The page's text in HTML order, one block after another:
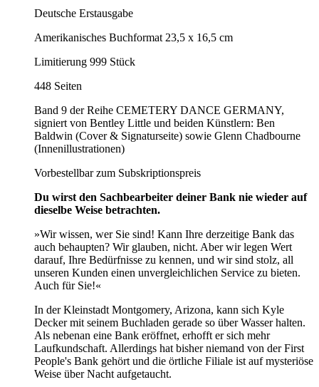
Deutsche Erstausgabe
Amerikanisches Buchformat 23,5 x 16,5 cm
Limitierung 999 Stück
448 Seiten
Band 9 der Reihe CEMETERY DANCE GERMANY,
signiert von Bentley Little und beiden Künstlern: Ben
Baldwin (Cover & Signaturseite) sowie Glenn Chadbourne
(Innenillustrationen)
Vorbestellbar zum Subskriptionspreis
Du wirst den Sachbearbeiter deiner Bank nie wieder auf
dieselbe Weise betrachten.
»Wir wissen, wer Sie sind! Kann Ihre derzeitige Bank das
auch behaupten? Wir glauben, nicht. Aber wir legen Wert
darauf, Ihre Bedürfnisse zu kennen, und wir sind stolz, all
unseren Kunden einen unvergleichlichen Service zu bieten.
Auch für Sie!«
In der Kleinstadt Montgomery, Arizona, kann sich Kyle
Decker mit seinem Buchladen gerade so über Wasser halten.
Als nebenan eine Bank eröffnet, erhofft er sich mehr
Laufkundschaft. Allerdings hat bisher niemand von der First
People's Bank gehört und die örtliche Filiale ist auf mysteriöse
Weise über Nacht aufgetaucht.